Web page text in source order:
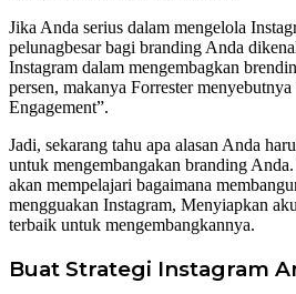
Jika Anda serius dalam mengelola
pelunagbesar bagi branding Anda
Instagram dalam mengembagkan
persen, makanya Forrester
Engagement”.
Jadi, sekarang tahu apa alasan Anda
untuk mengembangakan branding
akan mempelajari bagaimana
mengguakan Instagram, Menyiapkan
terbaik untuk mengembangkannya.
Buat Strategi Instagram